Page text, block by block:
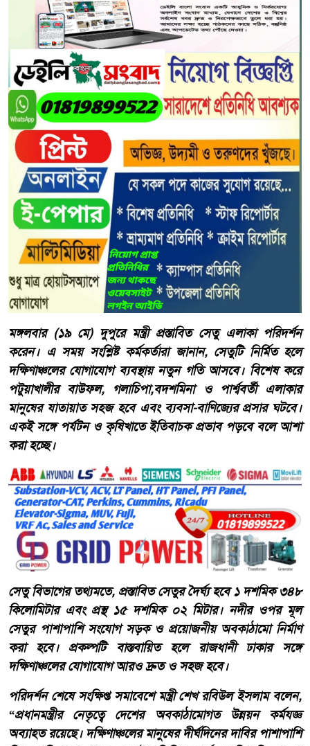
মঙ্গলবার (১৯ মে) দুপুরে মন্ত্রী প্রস্তাবিত সেতু এলাকা পরিদর্শন
করেন। এ সময় সংশ্লিষ্ট কর্মকর্তারা জানান, সেতুটি নির্মিত হলে
দক্ষিণাঞ্চলের যোগাযোগ ব্যবস্থায় নতুন গতি আসবে। বিশেষ করে
পটুয়াখালীর বাউফল, গলাচিপা,বদশমিনা ও পার্শ্ববর্তী এলাকার
মানুষের যাতায়াত সহজ হবে এবং ব্যবসা-বাণিজ্যের প্রসার ঘটবে।
একই সঙ্গে পর্যটন ও কৃষিখাতে ইতিবাচক প্রভাব পড়বে বলে আশা
করা হচ্ছে।
সেতু বিভাগের তথ্যমতে, প্রস্তাবিত সেতুর দৈর্ঘ্য হবে ১ দশমিক ৩৪৮
কিলোমিটার এবং প্রস্থ ১৫ দশমিক ০২ মিটার। নদীর ওপর মূল
সেতুর পাশাপাশি সংযোগ সড়ক ও প্রয়োজনীয় অবকাঠামো নির্মাণ
করা হবে। প্রকল্পটি বাস্তবায়িত হলে রাজধানী ঢাকার সঙ্গে
দক্ষিণাঞ্চলের যোগাযোগ আরও দ্রুত ও সহজ হবে।
পরিদর্শন শেষে সংক্ষিপ্ত সমাবেশে মন্ত্রী শেখ রবিউল ইসলাম বলেন,
“প্রধানমন্ত্রীর নেতৃত্বে দেশের অবকাঠামোগত উন্নয়ন কর্মযজ্ঞ
অব্যাহত রয়েছে। দক্ষিণাঞ্চলের মানুষের দীর্ঘদিনের দাবির পাশাপাশি